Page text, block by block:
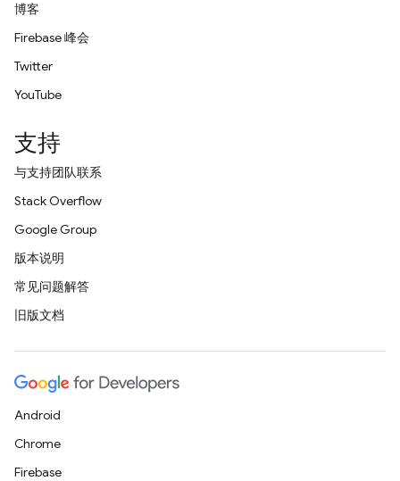
博客
Firebase 峰会
Twitter
YouTube
支持
与支持团队联系
Stack Overflow
Google Group
版本说明
常见问题解答
旧版文档
Android
Chrome
Firebase